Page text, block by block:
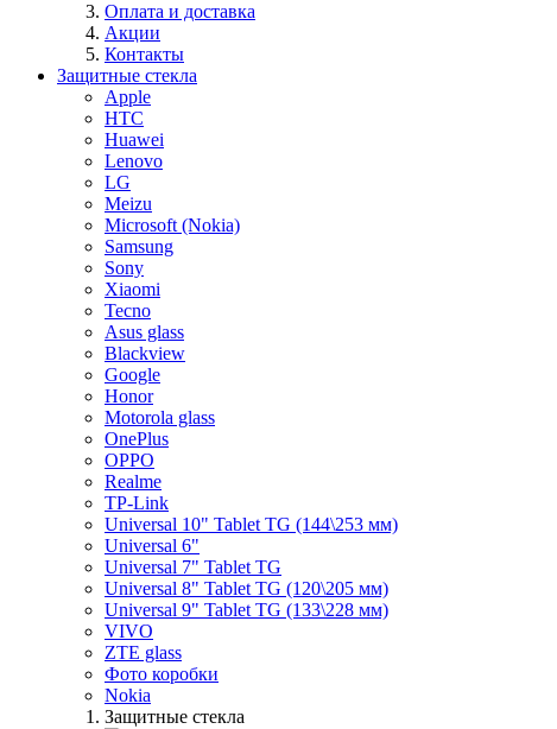
Оплата и доставка
Акции
Контакты
Защитные стекла
Apple
HTC
Huawei
Lenovo
LG
Meizu
Microsoft (Nokia)
Samsung
Sony
Xiaomi
Tecno
Asus glass
Blackview
Google
Honor
Motorola glass
OnePlus
OPPO
Realme
TP-Link
Universal 10" Tablet TG (144\253 мм)
Universal 6"
Universal 7" Tablet TG
Universal 8" Tablet TG (120\205 мм)
Universal 9" Tablet TG (133\228 мм)
VIVO
ZTE glass
Фото коробки
Nokia
Защитные стекла